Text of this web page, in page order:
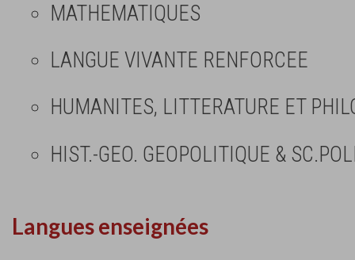
MATHEMATIQUES
LANGUE VIVANTE RENFORCEE
HUMANITES, LITTERATURE ET
HIST.-GEO. GEOPOLITIQUE &
Langues enseignées